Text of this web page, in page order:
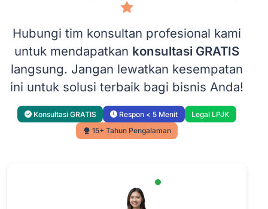
Hubungi tim konsultan profesional kami
untuk mendapatkan konsultasi GRATIS
langsung. Jangan lewatkan kesempatan
ini untuk solusi terbaik bagi bisnis Anda!
Konsultasi GRATIS Respon < 5 Menit
Legal LPJK
15+ Tahun Pengalaman